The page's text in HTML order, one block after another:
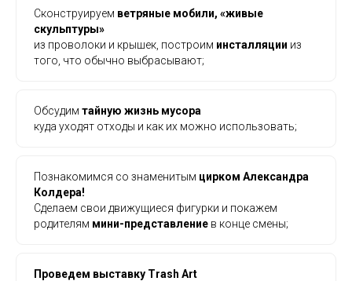
Сконструируем ветряные мобили, «живые
скульптуры»
из проволоки и крышек, построим инсталляции из
того, что обычно выбрасывают;
Обсудим тайную жизнь мусора
куда уходят отходы и как их можно использовать;
Познакомимся со знаменитым цирком Александра
Колдера!
Сделаем свои движущиеся фигурки и покажем
родителям мини-представление в конце смены;
Проведем выставку Trash Art